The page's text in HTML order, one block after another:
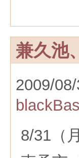
兼久池
2009/
8/31（